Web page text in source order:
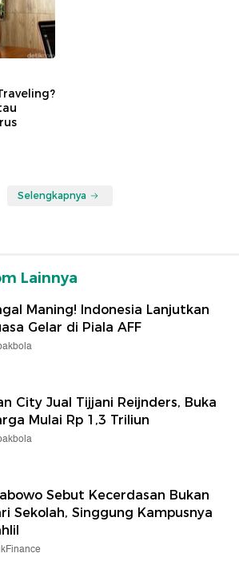
Selengkapnya
Lainnya
Maning! Indonesia Lanjutkan
Gelar di Piala AFF
City Jual Tijjani Reijnders, Buka
Mulai Rp 1,3 Triliun
Sebut Kecerdasan Bukan
Sekolah, Singgung Kampusnya